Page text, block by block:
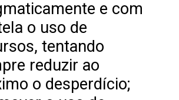
e com
o uso de
tentando
reduzir ao
o desperdício;